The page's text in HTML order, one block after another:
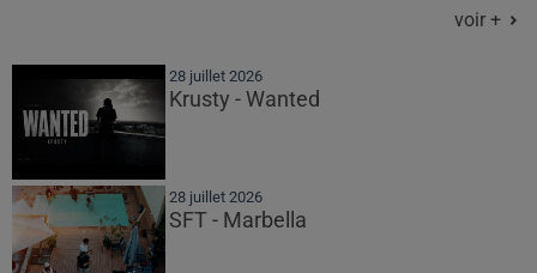
voir +
28 juillet 2026
Krusty - Wanted
28 juillet 2026
SFT - Marbella